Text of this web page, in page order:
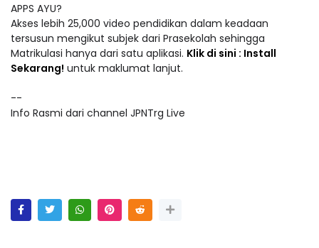
APPS AYU?
Akses lebih 25,000 video pendidikan dalam keadaan
tersusun mengikut subjek dari Prasekolah sehingga
Matrikulasi hanya dari satu aplikasi. Klik di sini : Install
Sekarang! untuk maklumat lanjut.
--
Info Rasmi dari channel JPNTrg Live